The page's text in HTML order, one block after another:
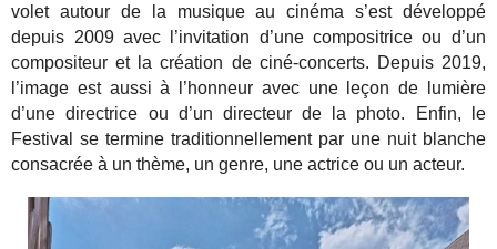
volet autour de la musique au cinéma s’est développé
depuis 2009 avec l’invitation d’une compositrice ou d’un
compositeur et la création de ciné-concerts. Depuis 2019,
l’image est aussi à l’honneur avec une leçon de lumière
d’une directrice ou d’un directeur de la photo. Enfin, le
Festival se termine traditionnellement par une nuit blanche
consacrée à un thème, un genre, une actrice ou un acteur.